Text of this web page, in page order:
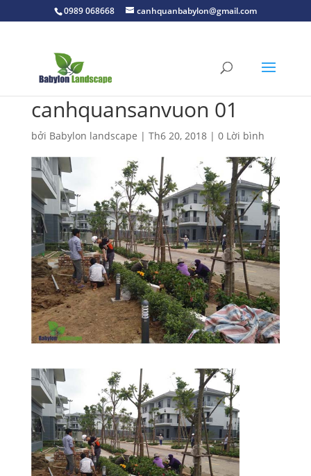
0989 068668 canhquanbabylon@gmail.com
canhquansanvuon 01
bởi Babylon landscape | Th6 20, 2018| 0 Lời bình